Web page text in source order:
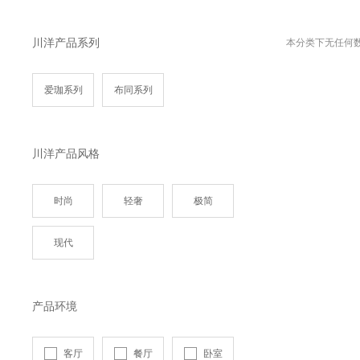
川洋产品系列
爱珈系列 布同系列
川洋产品风格
时尚 轻奢 极简
现代
产品环境
客厅 餐厅 卧室
本分类下无任何